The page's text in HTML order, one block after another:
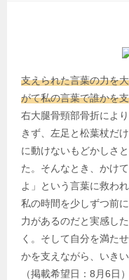
支えられた言葉の力を
がて私の言葉で誰かを
右大腿骨頸部骨折によ
きず、左足と松葉杖だ
に動けないもどかしさ
た。そんなとき、かけ
よ」という言葉に救わ
私の時間を少しずつ前
力があるのだと実感し
く。そして自分を満た
かを支えながら、いき
（掲載希望日：8月6日）